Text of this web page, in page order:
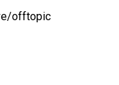
offtopic